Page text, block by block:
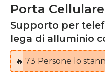
Porta Cellulare
Supporto per
lega di alluminio
🔥 73 Persone lo